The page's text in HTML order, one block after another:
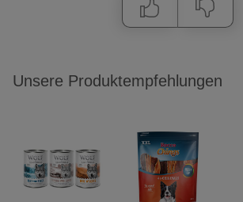
Unsere Produktempfehlungen